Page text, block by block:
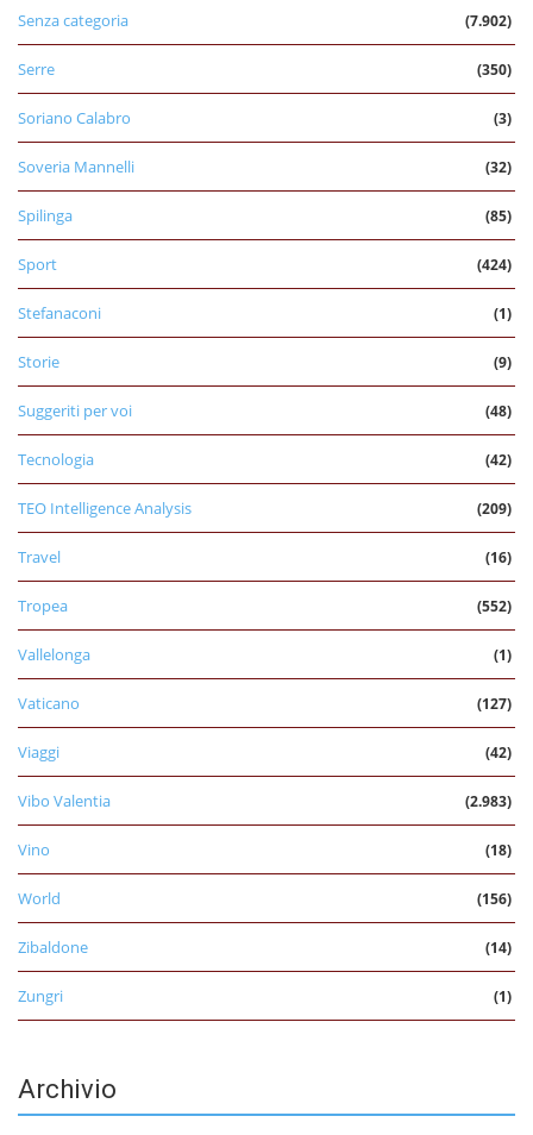
Senza categoria (7.902)
Serre (350)
Soriano Calabro (3)
Soveria Mannelli (32)
Spilinga (85)
Sport (424)
Stefanaconi (1)
Storie (9)
Suggeriti per voi (48)
Tecnologia (42)
TEO Intelligence Analysis (209)
Travel (16)
Tropea (552)
Vallelonga (1)
Vaticano (127)
Viaggi (42)
Vibo Valentia (2.983)
Vino (18)
World (156)
Zibaldone (14)
Zungri (1)
Archivio